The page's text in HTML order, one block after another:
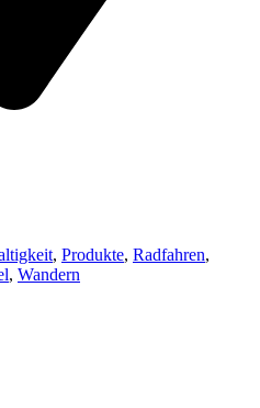
, Produkte, Radfahren,
, Wandern